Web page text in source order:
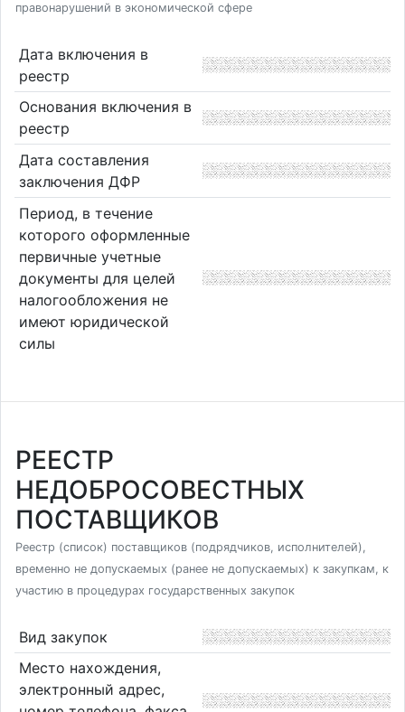
правонарушений в экономической сфере
Дата включения в
реестр
Основания включения в
реестр
Дата составления
заключения ДФР
Период, в течение
которого оформленные
первичные учетные
документы для целей
налогообложения не
имеют юридической
силы
РЕЕСТР
НЕДОБРОСОВЕСТНЫХ
ПОСТАВЩИКОВ
Реестр (список) поставщиков (подрядчиков, исполнителей),
временно не допускаемых (ранее не допускаемых) к закупкам, к
участию в процедурах государственных закупок
Вид закупок
Место нахождения,
электронный адрес,